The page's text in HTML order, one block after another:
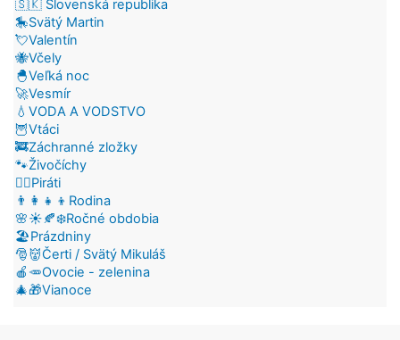
🇸🇰 Slovenská republika
🎠Svätý Martin
💘Valentín
🐝Včely
🐣Veľká noc
🚀Vesmír
💧VODA A VODSTVO
🦉Vtáci
🚒Záchranné zložky
🐾Živočíchy
🏴‍☠️Piráti
👨‍👩‍👧‍👦Rodina
🌸☀️🍂❄️Ročné obdobia
🏖️Prázdniny
🎅👹Čerti / Svätý Mikuláš
🍎🥕Ovocie - zelenina
🎄🎁Vianoce